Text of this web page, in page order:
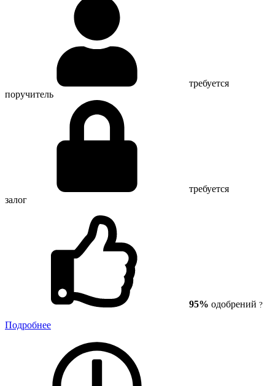
требуется
поручитель
требуется
залог
95% одобрений ?
Подробнее